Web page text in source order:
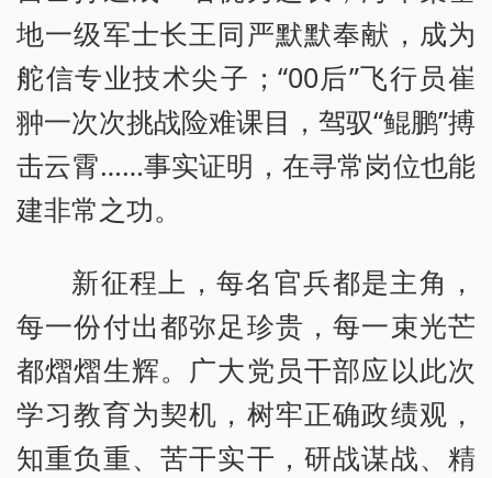
地一级军士长王同严默默奉献，成为
舵信专业技术尖子；“00后”飞行员崔
翀一次次挑战险难课目，驾驭“鲲鹏”搏
击云霄……事实证明，在寻常岗位也能
建非常之功。
新征程上，每名官兵都是主角，
每一份付出都弥足珍贵，每一束光芒
都熠熠生辉。广大党员干部应以此次
学习教育为契机，树牢正确政绩观，
知重负重、苦干实干，研战谋战、精